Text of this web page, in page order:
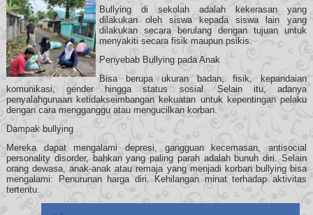
Bullying di sekolah adalah kekerasan yang
dilakukan oleh siswa kepada siswa lain yang
dilakukan secara berulang dengan tujuan untuk
menyakiti secara fisik maupun psikis.
Penyebab Bullying pada Anak
Bisa berupa ukuran badan, fisik, kepandaian
komunikasi, gender hingga status sosial. Selain itu, adanya
penyalahgunaan ketidakseimbangan kekuatan untuk kepentingan pelaku
dengan cara mengganggu atau mengucilkan korban.
Dampak bullying
Mereka dapat mengalami depresi, gangguan kecemasan, antisocial
personality disorder, bahkan yang paling parah adalah bunuh diri. Selain
orang dewasa, anak-anak atau remaja yang menjadi korban bullying bisa
mengalami: Penurunan harga diri. Kehilangan minat terhadap aktivitas
tertentu.